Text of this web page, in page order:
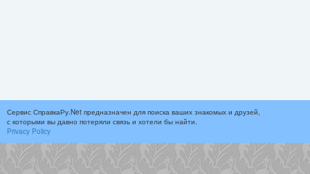
Сервис СправкаРу.Net предназначен для поиска ваших знакомых и друзей,
с которыми вы давно потеряли связь и хотели бы найти.
Privacy Policy